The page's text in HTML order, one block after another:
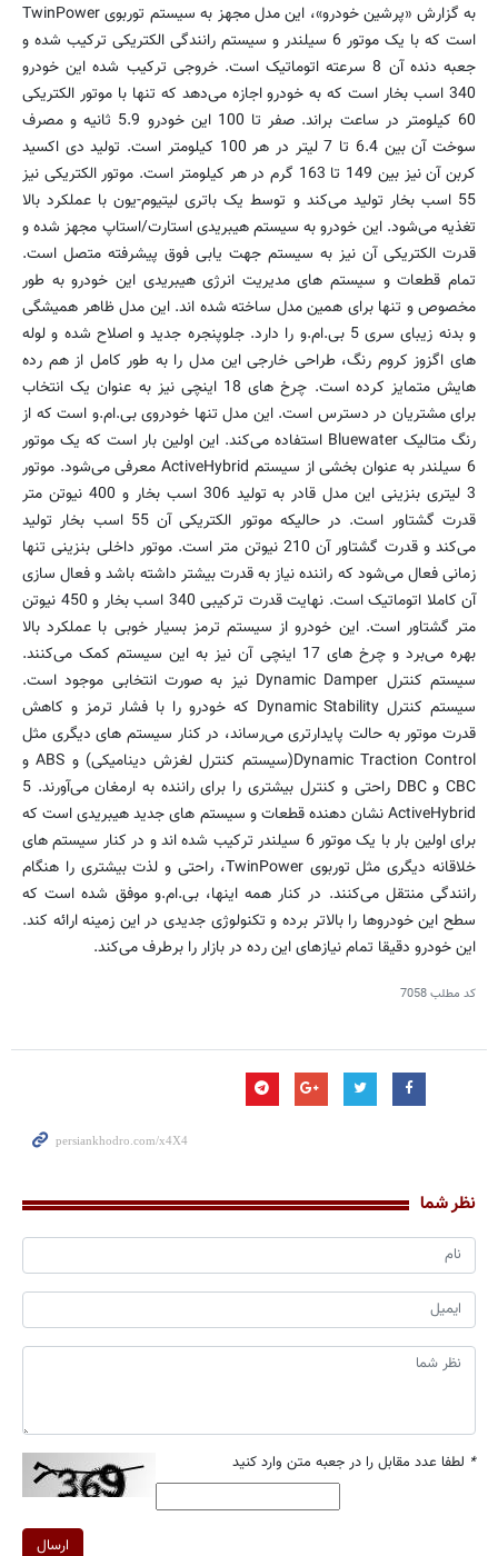
به گزارش «پرشین خودرو»، این مدل مجهز به سیستم توربوی TwinPower
است که با یک موتور 6 سیلندر و سیستم رانندگی الکتریکی ترکیب شده و
جعبه دنده آن 8 سرعته اتوماتیک است. خروجی ترکیب شده این خودرو
340 اسب بخار است که به خودرو اجازه می‌دهد که تنها با موتور الکتریکی
60 کیلومتر در ساعت براند. صفر تا 100 این خودرو 5.9 ثانیه و مصرف
سوخت آن بین 6.4 تا 7 لیتر در هر 100 کیلومتر است. تولید دی اکسید
کربن آن نیز بین 149 تا 163 گرم در هر کیلومتر است. موتور الکتریکی نیز
55 اسب بخار تولید می‌کند و توسط یک باتری لیتیوم-یون با عملکرد بالا
تغذیه می‌شود. این خودرو به سیستم هیبریدی استارت/استاپ مجهز شده و
قدرت الکتریکی آن نیز به سیستم جهت یابی فوق پیشرفته متصل است.
تمام قطعات و سیستم های مدیریت انرژی هیبریدی این خودرو به طور
مخصوص و تنها برای همین مدل ساخته شده اند. این مدل ظاهر همیشگی
و بدنه زیبای سری 5 بی.ام.و را دارد. جلوپنجره جدید و اصلاح شده و لوله
های اگزوز کروم رنگ، طراحی خارجی این مدل را به طور کامل از هم رده
هایش متمایز کرده است. چرخ های 18 اینچی نیز به عنوان یک انتخاب
برای مشتریان در دسترس است. این مدل تنها خودروی بی.ام.و است که از
رنگ متالیک Bluewater استفاده می‌کند. این اولین بار است که یک موتور
6 سیلندر به عنوان بخشی از سیستم ActiveHybrid معرفی می‌شود. موتور
3 لیتری بنزینی این مدل قادر به تولید 306 اسب بخار و 400 نیوتن متر
قدرت گشتاور است. در حالیکه موتور الکتریکی آن 55 اسب بخار تولید
می‌کند و قدرت گشتاور آن 210 نیوتن متر است. موتور داخلی بنزینی تنها
زمانی فعال می‌شود که راننده نیاز به قدرت بیشتر داشته باشد و فعال سازی
آن کاملا اتوماتیک است. نهایت قدرت ترکیبی 340 اسب بخار و 450 نیوتن
متر گشتاور است. این خودرو از سیستم ترمز بسیار خوبی با عملکرد بالا
بهره می‌برد و چرخ های 17 اینچی آن نیز به این سیستم کمک می‌کنند.
سیستم کنترل Dynamic Damper نیز به صورت انتخابی موجود است.
سیستم کنترل Dynamic Stability که خودرو را با فشار ترمز و کاهش
قدرت موتور به حالت پایدارتری می‌رساند، در کنار سیستم های دیگری مثل
Dynamic Traction Control(سیستم کنترل لغزش دینامیکی) و ABS و
CBC و DBC راحتی و کنترل بیشتری را برای راننده به ارمغان می‌آورند. 5
ActiveHybrid نشان دهنده قطعات و سیستم های جدید هیبریدی است که
برای اولین بار با یک موتور 6 سیلندر ترکیب شده اند و در کنار سیستم های
خلاقانه دیگری مثل توربوی TwinPower، راحتی و لذت بیشتری را هنگام
رانندگی منتقل می‌کنند. در کنار همه اینها، بی.ام.و موفق شده است که
سطح این خودروها را بالاتر برده و تکنولوژی جدیدی در این زمینه ارائه کند.
این خودرو دقیقا تمام نیازهای این رده در بازار را برطرف می‌کند.
کد مطلب7058
نظر شما
* لطفا عدد مقابل را در جعبه متن وارد کنید
ارسال